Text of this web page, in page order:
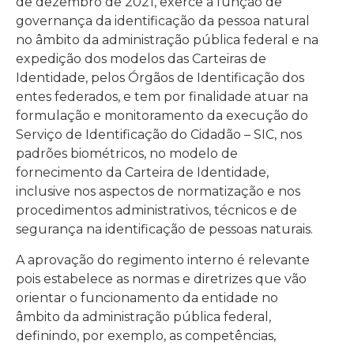
governança da identificação da pessoa natural
no âmbito da administração pública federal e na
expedição dos modelos das Carteiras de
Identidade, pelos Órgãos de Identificação dos
entes federados, e tem por finalidade atuar na
formulação e monitoramento da execução do
Serviço de Identificação do Cidadão – SIC, nos
padrões biométricos, no modelo de
fornecimento da Carteira de Identidade,
inclusive nos aspectos de normatização e nos
procedimentos administrativos, técnicos e de
segurança na identificação de pessoas naturais.
A aprovação do regimento interno é relevante
pois estabelece as normas e diretrizes que vão
orientar o funcionamento da entidade no
âmbito da administração pública federal,
definindo, por exemplo, as competências,